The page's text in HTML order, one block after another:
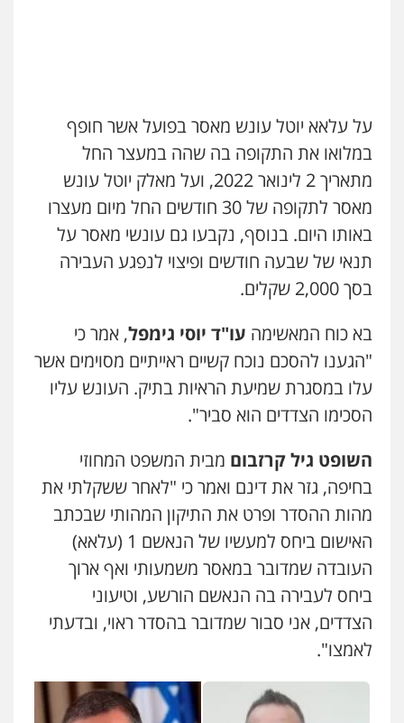
על עלאא יוטל עונש מאסר בפועל אשר חופף
במלואו את התקופה בה שהה במעצר החל
מתאריך 2 לינואר 2022, ועל מאלק יוטל עונש
מאסר לתקופה של 30 חודשים החל מיום מעצרו
באותו היום. בנוסף, נקבעו גם עונשי מאסר על
תנאי של שבעה חודשים ופיצוי לנפגע העבירה
בסך 2,000 שקלים.
בא כוח המאשימה עו"ד יוסי גימפל, אמר כי
"הגענו להסכם נוכח קשיים ראייתיים מסוימים אשר
עלו במסגרת שמיעת הראיות בתיק. העונש עליו
הסכימו הצדדים הוא סביר".
השופט גיל קרזבום מבית המשפט המחוזי
בחיפה, גזר את דינם ואמר כי "לאחר ששקלתי את
מהות ההסדר ופרט את התיקון המהותי שבכתב
האישום ביחס למעשיו של הנאשם 1 (עלאא)
העובדה שמדובר במאסר משמעותי ואף ארוך
ביחס לעבירה בה הנאשם הורשע, וטיעוני
הצדדים, אני סבור שמדובר בהסדר ראוי, ובדעתי
לאמצו".